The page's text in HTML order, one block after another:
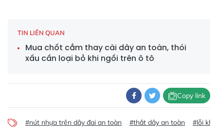
TIN LIÊN QUAN
Mua chốt cắm thay cài dây an toàn, thói
xấu cần loại bỏ khi ngồi trên ô tô
Copy link
#nút nhựa trên dây đai an toàn #thắt dây an toàn #lỗi